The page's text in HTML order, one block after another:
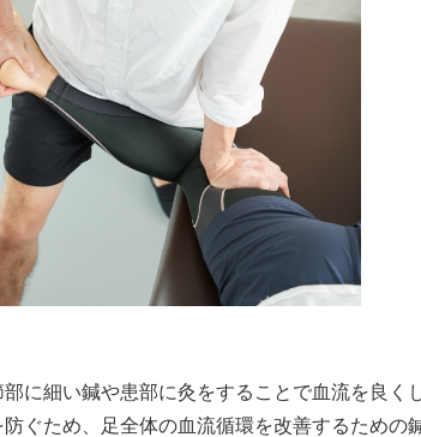
に細い鍼や患部に灸をすることで血流を良く
ぐため、足全体の血流循環を改善するための